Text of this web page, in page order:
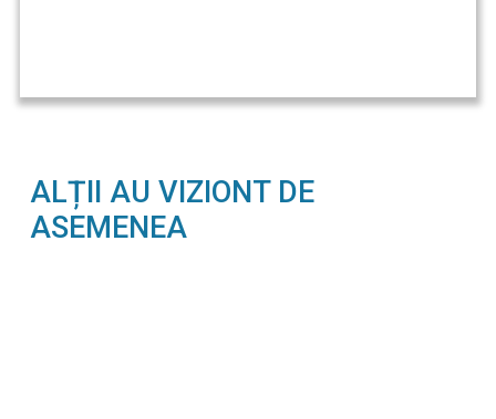
ALȚII AU VIZIONT DE
ASEMENEA